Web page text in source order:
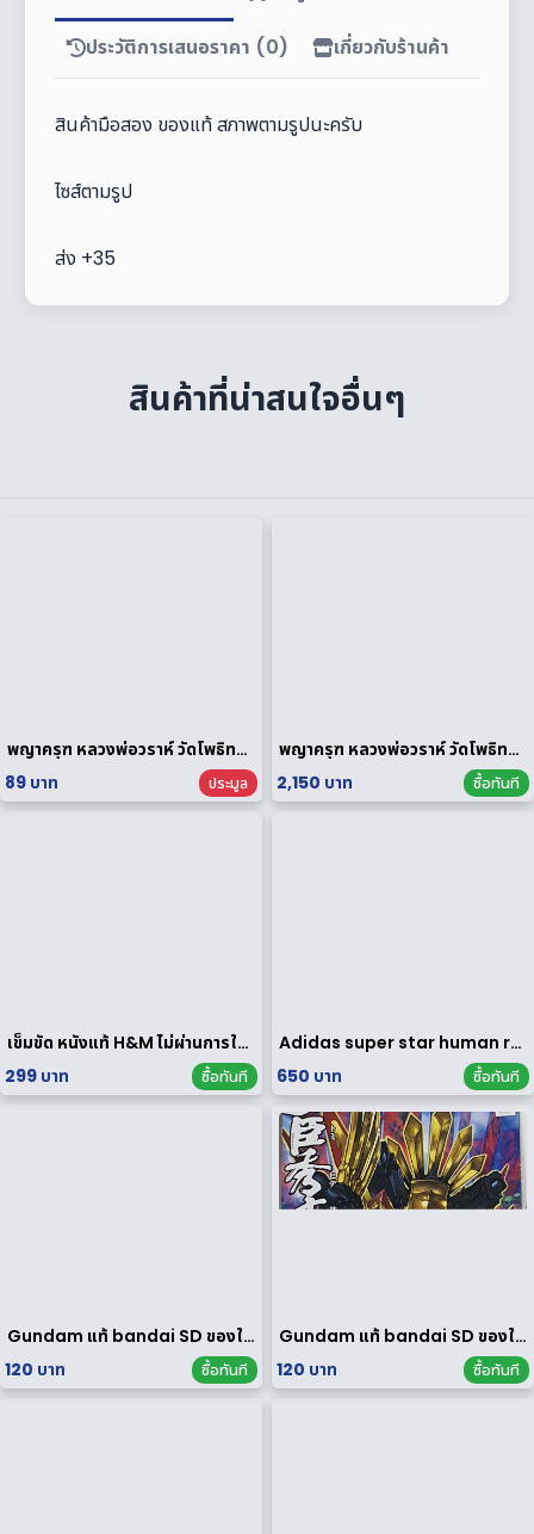
ประวัติการเสนอราคา (0) เกี่ยวกับร้านค้า
สินค้ามือสอง ของแท้ สภาพตามรูปนะครับ
ไซส์ตามรูป
ส่ง +35
สินค้าที่น่าสนใจอื่นๆ
พญาครุฑ หลวงพ่อวราห์ วัดโพธิทอง กฐินพระราชทาน ปี 2564 เนื้อกะไหล่ทอง
89 บาท
ประมูล
พญาครุฑ หลวงพ่อวราห์ วัดโพธิทอง มหาบารมี2 เนื้อสัมฤทธิ์เงิน
2,150 บาท
ซื้อทันที
เข็มขัด หนังแท้ H&M ไม่ผ่านการใช้งาน
299 บาท
ซื้อทันที
Adidas super star human race limited edition
650 บาท
ซื้อทันที
Gundam แท้ bandai SD ของใหม่
120 บาท
ซื้อทันที
Gundam แท้ bandai SD ของใหม่
120 บาท
ซื้อทันที